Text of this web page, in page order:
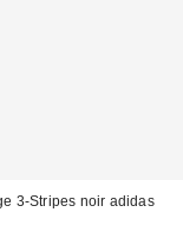
3-Stripes noir adidas